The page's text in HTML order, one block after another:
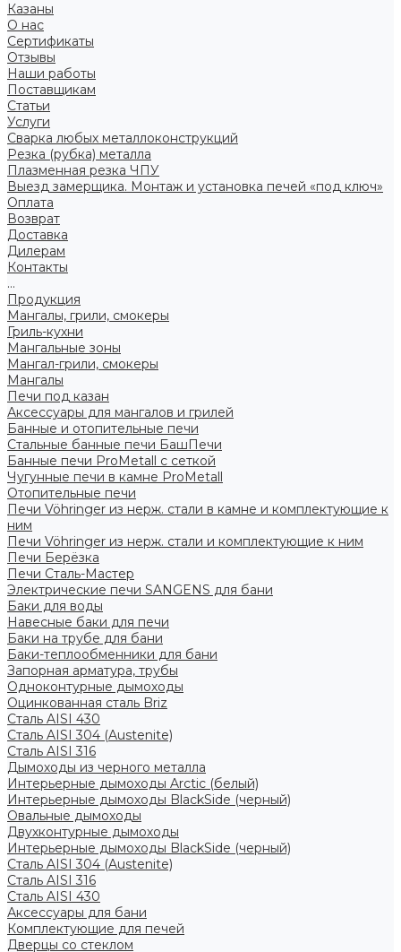
Казаны
О нас
Сертификаты
Отзывы
Наши работы
Поставщикам
Статьи
Услуги
Сварка любых металлоконструкций
Резка (рубка) металла
Плазменная резка ЧПУ
Выезд замерщика. Монтаж и установка печей «под ключ»
Оплата
Возврат
Доставка
Дилерам
Контакты
...
Продукция
Мангалы, грили, смокеры
Гриль-кухни
Мангальные зоны
Мангал-грили, смокеры
Мангалы
Печи под казан
Аксессуары для мангалов и грилей
Банные и отопительные печи
Стальные банные печи БашПечи
Банные печи ProMetall с сеткой
Чугунные печи в камне ProMetall
Отопительные печи
Печи Vöhringer из нерж. стали в камне и комплектующие к
ним
Печи Vöhringer из нерж. стали и комплектующие к ним
Печи Берёзка
Печи Сталь-Мастер
Электрические печи SANGENS для бани
Баки для воды
Навесные баки для печи
Баки на трубе для бани
Баки-теплообменники для бани
Запорная арматура, трубы
Одноконтурные дымоходы
Оцинкованная сталь Briz
Сталь AISI 430
Сталь AISI 304 (Austenite)
Сталь AISI 316
Дымоходы из черного металла
Интерьерные дымоходы Arctic (белый)
Интерьерные дымоходы BlackSide (черный)
Овальные дымоходы
Двухконтурные дымоходы
Интерьерные дымоходы BlackSide (черный)
Сталь AISI 304 (Austenite)
Сталь AISI 316
Сталь AISI 430
Аксессуары для бани
Комплектующие для печей
Дверцы со стеклом